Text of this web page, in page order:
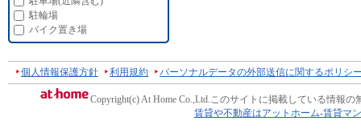
駐輪場
バイク置き場
個人情報保護方針 利用規約 パーソナルデータの外部送信に関するポリシ
Copyright(c) At Home Co.,Ltd.このサイトに掲載している情報の
賃貸や不動産はアットホーム-賃貸マ